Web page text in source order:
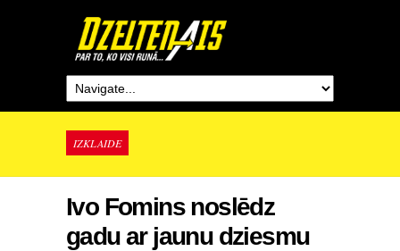
IZKLAIDE
Ivo Fomins noslēdz
gadu ar jaunu dziesmu